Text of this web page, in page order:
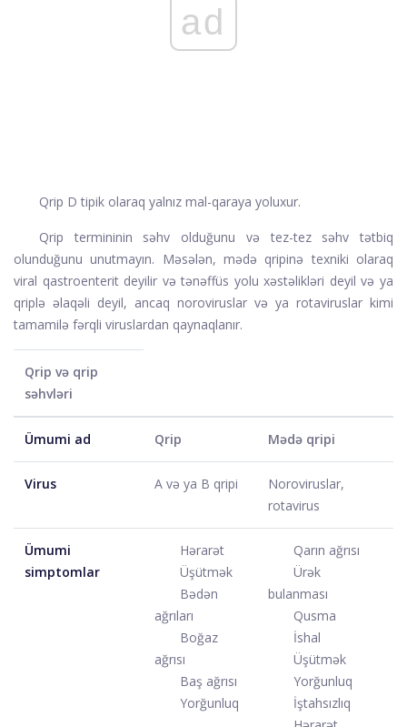
ad
Qrip D tipik olaraq yalnız mal-qaraya yoluxur.
Qrip termininin səhv olduğunu və tez-tez səhv tətbiq
olunduğunu unutmayın. Məsələn, mədə qripinə texniki olaraq
viral qastroenterit deyilir və tənəffüs yolu xəstəlikləri deyil və ya
qriplə əlaqəli deyil, ancaq noroviruslar və ya rotaviruslar kimi
tamamilə fərqli viruslardan qaynaqlanır.
Qrip və qrip
səhvləri
Ümumi ad Qrip Mədə qripi
Virus A və ya B qripi
Noroviruslar,
rotavirus
Ümumi
simptomlar
Hərarət
Üşütmək
Bədən
ağrıları
Boğaz
ağrısı
Baş ağrısı
Yorğunluq
Qarın ağrısı
Ürək
bulanması
Qusma
İshal
Üşütmək
Yorğunluq
İştahsızlıq